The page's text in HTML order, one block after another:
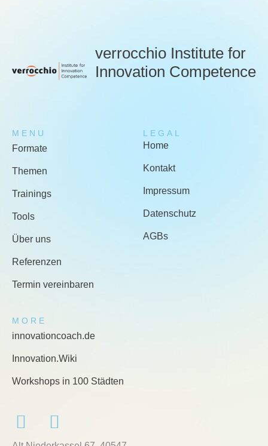
verrocchio Institute for
Innovation Competence
MENU
Formate
Themen
Trainings
Tools
Über uns
Referenzen
Termin vereinbaren
LEGAL
Home
Kontakt
Impressum
Datenschutz
AGBs
MORE
innovationcoach.de
Innovation.Wiki
Workshops in 100 Städten